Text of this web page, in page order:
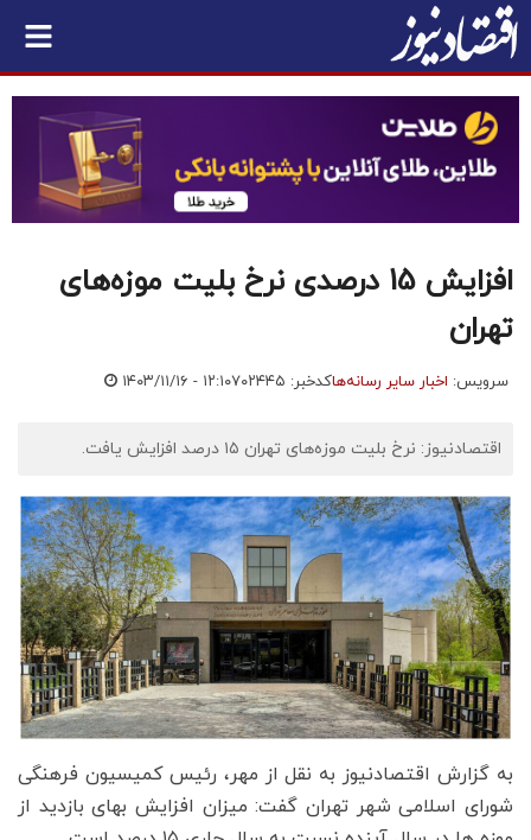
افزایش 15 درصدی نرخ بلیت موزه‌های
تهران
سرویس: اخبار سایر رسانه‌هاکدخبر: ۷۰۲۴۴۵ ۱۴۰۳/۱۱/۱۶ - ۱۲:۱۰
اقتصادنیوز: نرخ بلیت موزه‌های تهران ۱۵ درصد افزایش یافت.
به گزارش اقتصادنیوز به نقل از مهر، رئیس کمیسیون فرهنگی
شورای اسلامی شهر تهران گفت: میزان افزایش بهای بازدید از